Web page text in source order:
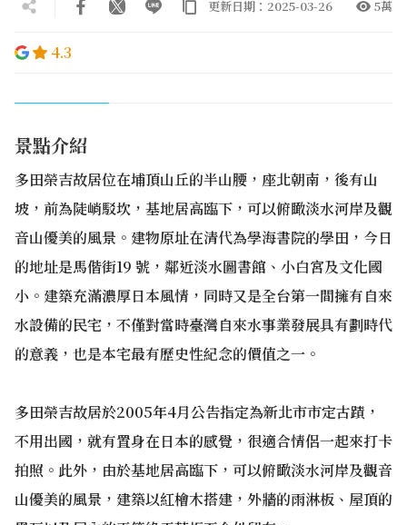
更新日期：2025-03-26 5萬
4.3
景點介紹
多田榮吉故居位在埔頂山丘的半山腰，座北朝南，後有山
坡，前為陡峭駁坎，基地居高臨下，可以俯瞰淡水河岸及觀
音山優美的風景。建物原址在清代為學海書院的學田，今日
的地址是馬偕街19 號，鄰近淡水圖書館、小白宮及文化國
小。建築充滿濃厚日本風情，同時又是全台第一間擁有自來
水設備的民宅，不僅對當時臺灣自來水事業發展具有劃時代
的意義，也是本宅最有歷史性紀念的價值之一。
多田榮吉故居於2005年4月公告指定為新北市市定古蹟，
不用出國，就有置身在日本的感覺，很適合情侶一起來打卡
拍照。此外，由於基地居高臨下，可以俯瞰淡水河岸及觀音
山優美的風景，建築以紅檜木搭建，外牆的雨淋板、屋頂的